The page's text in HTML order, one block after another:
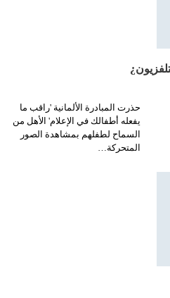
حذرت المبادرة الألمانية 'راقب ما
يفعله أطفالك في الإعلام' الأهل من
السماح لطفلهم بمشاهدة الصور
المتحركة…